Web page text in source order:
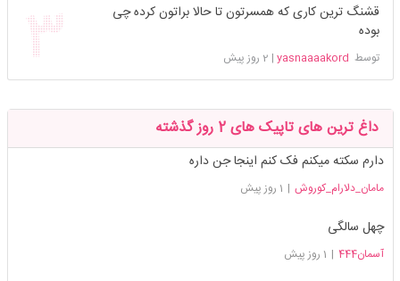
قشنگ ترین کاری که همسرتون تا حالا براتون کرده چی
بوده
توسط yasnaaaakord
| 2 روز پیش
داغ ترین های تاپیک های 2 روز گذشته
دارم سکته میکنم فک کنم اینجا جن داره
مامان_دلارام_کوروش | 1 روز پیش
چهل سالگی
آسمان444 | 1 روز پیش